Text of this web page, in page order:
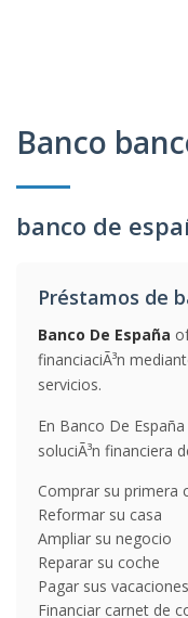
Banco
banco de
Préstamos de
Banco De España
financiaciÃ³n
servicios.
En Banco De
soluciÃ³n financiera
Comprar su primera
Reformar su casa
Ampliar su negocio
Reparar su coche
Pagar sus vacaciones
Financiar carnet de